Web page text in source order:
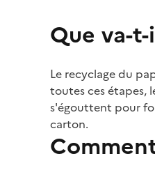
Que va-
Le recyclage du
toutes ces étapes,
s'égouttent pour
carton.